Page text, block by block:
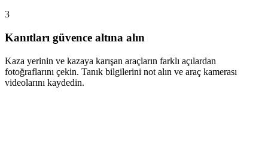
3
Kanıtları güvence altına alın
Kaza yerinin ve kazaya karışan araçların farklı açılardan
fotoğraflarını çekin. Tanık bilgilerini not alın ve araç kamerası
videolarını kaydedin.